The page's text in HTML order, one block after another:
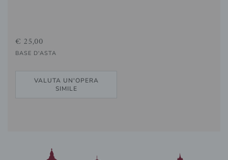
€ 25,00
BASE D'ASTA
VALUTA UN'OPERA
SIMILE